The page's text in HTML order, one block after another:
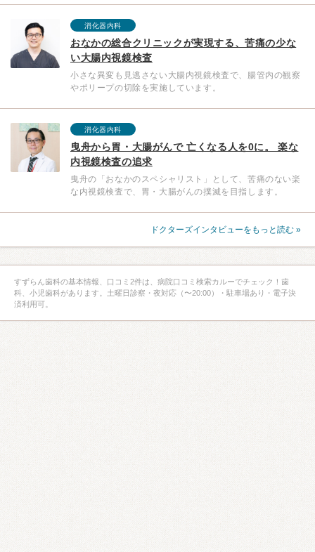
消化器内科
おなかの総合クリニックが実現する、苦痛の少な
い大腸内視鏡検査
小さな異変も見逃さない大腸内視鏡検査で、腸管内の観察
やポリープの切除を実施しています。
消化器内科
曳舟から胃・大腸がんで 亡くなる人を0に。 楽な
内視鏡検査の追求
曳舟の「おなかのスペシャリスト」として、苦痛のない楽
な内視鏡検査で、胃・大腸がんの撲滅を目指します。
ドクターズインタビューをもっと読む »
すずらん歯科の基本情報、口コミ2件は、病院口コミ検索カルーでチェック！歯
科、小児歯科があります。土曜日診察・夜対応（〜20:00）・駐車場あり・電子決
済利用可。